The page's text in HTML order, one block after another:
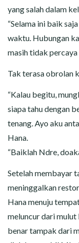
yang salah dalam
“Selama ini baik
waktu. Hubungan
masih tidak percaya
Tak terasa obrolan
“Kalau begitu,
siapa tahu dengan
tenang. Ayo aku
Hana.
“Baiklah Ndre,
Setelah membayar
meninggalkan
Hana menuju
meluncur dari mulut
benar tampak dari